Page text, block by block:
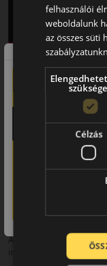
Barum Bravuris 6 –
Bevezető – Modern
A
a
teljesítményt kínál
Futófelület és tapadás
Az új futófelületi
tapadást esős
hozzájárul a rövidebb
Biztonsági jellemzők
A merev középső
irányíthatóságot
felhasználói
weboldalunk
az összes süti
Célzás